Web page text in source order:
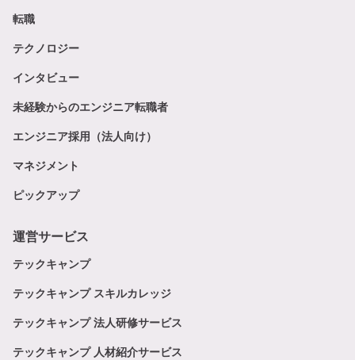
転職
テクノロジー
インタビュー
未経験からのエンジニア転職者
エンジニア採用（法人向け）
マネジメント
ピックアップ
運営サービス
テックキャンプ
テックキャンプ スキルカレッジ
テックキャンプ 法人研修サービス
テックキャンプ 人材紹介サービス